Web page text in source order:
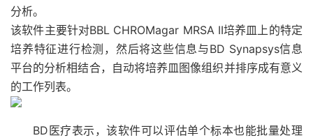
分析。
该软件主要针对BBL CHROMagar MRSA II培养皿上的特定
培养特征进行检测，然后将这些信息与BD Synapsys信息
平台的分析相结合，自动将培养皿图像组织并排序成有意义
的工作列表。
BD医疗表示，该软件可以评估单个标本也能批量处理